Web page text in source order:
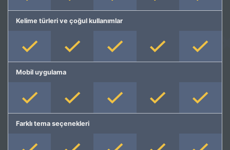
Kelime türleri ve çoğul kullanımlar
Mobil uygulama
Farklı tema seçenekleri